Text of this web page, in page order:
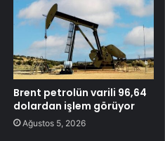
Brent petrolün varili 96,64
dolardan işlem görüyor
Ağustos 5, 2026